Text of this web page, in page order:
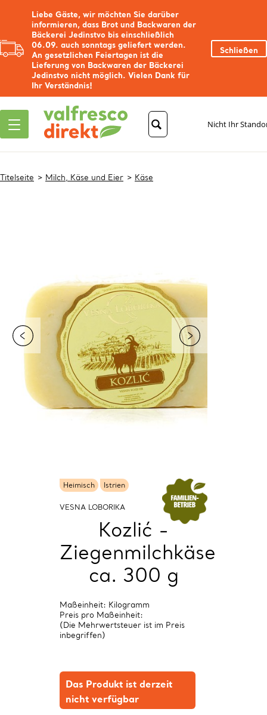
Liebe Gäste, wir möchten Sie darüber
informieren, dass Brot und Backwaren der
Bäckerei Jedinstvo bis einschließlich
06.09. auch sonntags geliefert werden.
An gesetzlichen Feiertagen ist die
Lieferung von Backwaren der Bäckerei
Jedinstvo nicht möglich. Vielen Dank für
Ihr Verständnis!
Schließen
Nicht Ihr
Titelseite Milch, Käse und Eier Käse
Heimisch Istrien
VESNA LOBORIKA
Kozlić -
Ziegenmilchkäse
ca. 300 g
Maßeinheit: Kilogramm
Preis pro Maßeinheit:
(Die Mehrwertsteuer ist im Preis
inbegriffen)
Das Produkt ist derzeit
nicht verfügbar